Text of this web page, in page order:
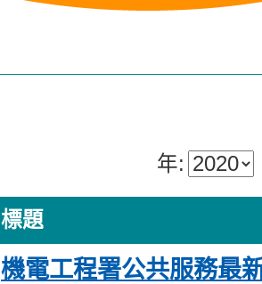
年:
標題
機電工程署公共服務最